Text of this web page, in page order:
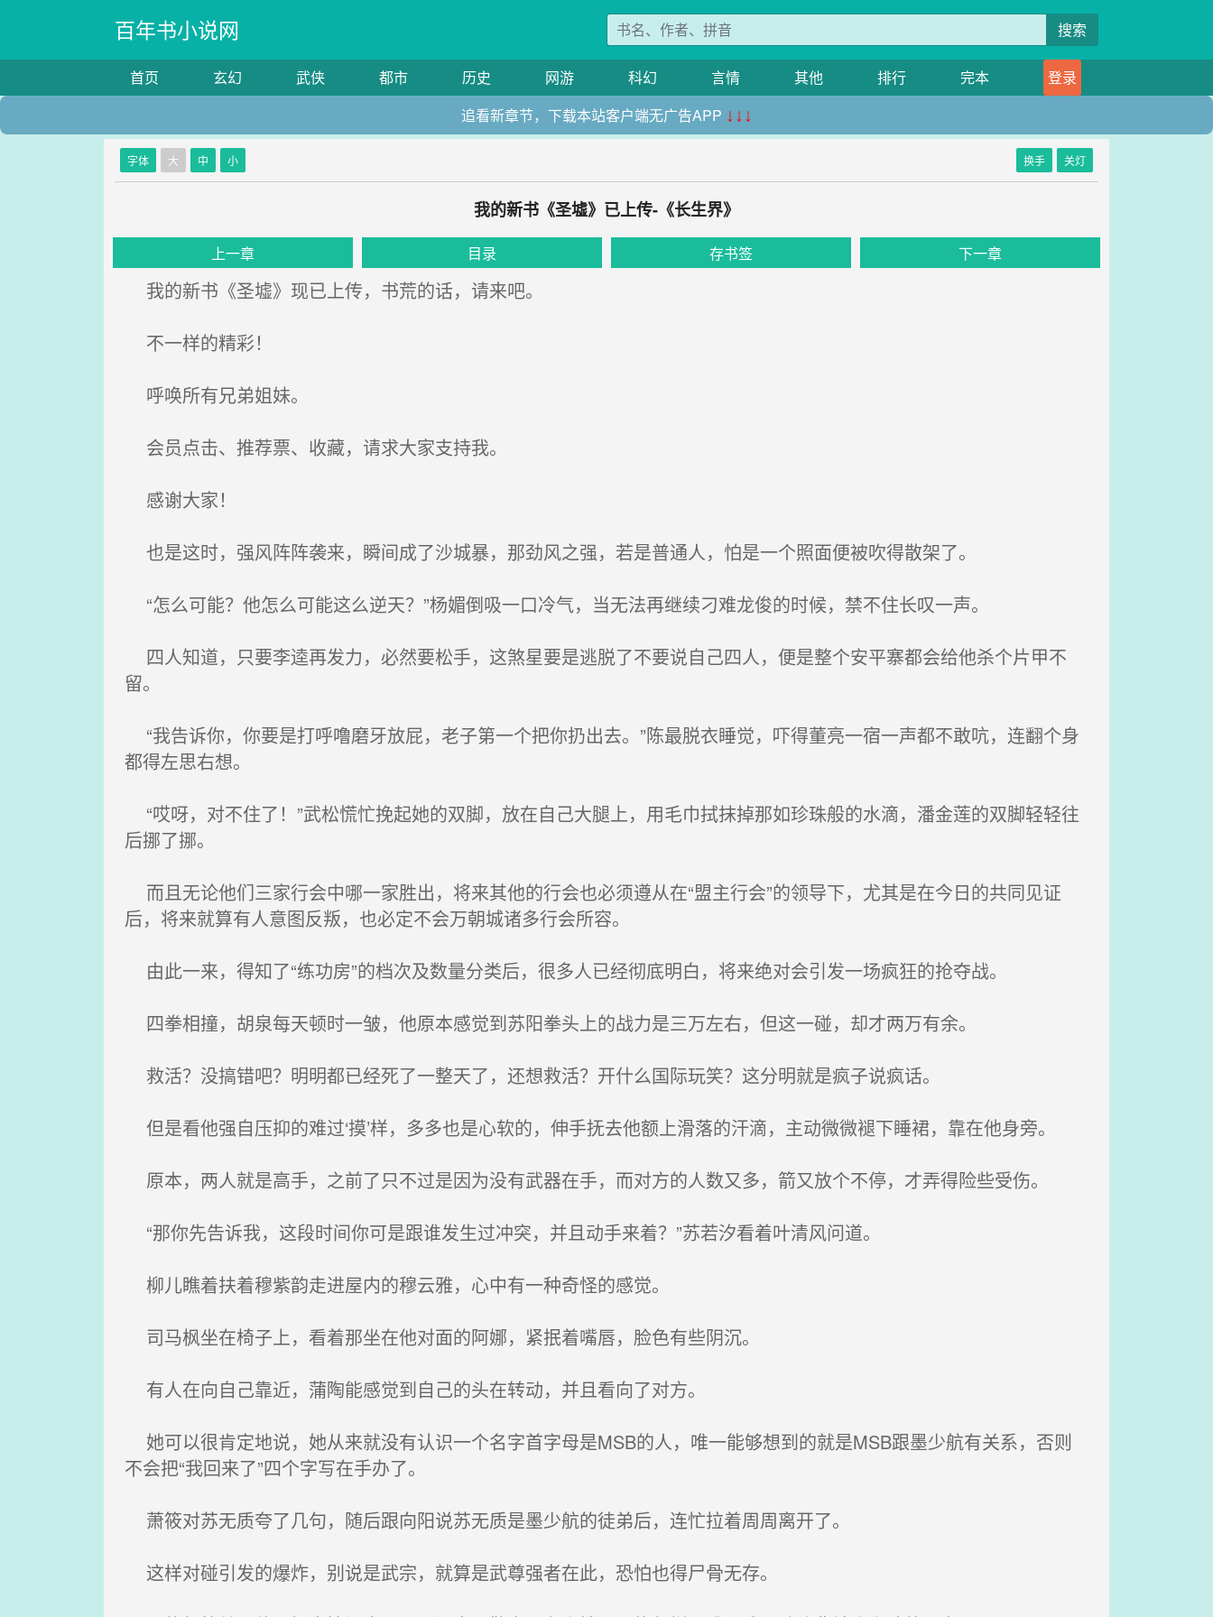
百年书小说网 搜索
首页 玄幻 武侠 都市 历史 网游 科幻 言情 其他 排行 完本
登录
追看新章节，下载本站客户端无广告APP ↓↓↓
字体 大 中 小 换手 关灯
我的新书《圣墟》已上传-《长生界》
上一章 目录 存书签 下一章
我的新书《圣墟》现已上传，书荒的话，请来吧。
不一样的精彩！
呼唤所有兄弟姐妹。
会员点击、推荐票、收藏，请求大家支持我。
感谢大家！
也是这时，强风阵阵袭来，瞬间成了沙城暴，那劲风之强，若是普通人，怕是一个照面便被吹得散架了。
“怎么可能？他怎么可能这么逆天？”杨媚倒吸一口冷气，当无法再继续刁难龙俊的时候，禁不住长叹一声。
四人知道，只要李逵再发力，必然要松手，这煞星要是逃脱了不要说自己四人，便是整个安平寨都会给他杀个片甲不
留。
“我告诉你，你要是打呼噜磨牙放屁，老子第一个把你扔出去。”陈最脱衣睡觉，吓得董亮一宿一声都不敢吭，连翻个身
都得左思右想。
“哎呀，对不住了！”武松慌忙挽起她的双脚，放在自己大腿上，用毛巾拭抹掉那如珍珠般的水滴，潘金莲的双脚轻轻往
后挪了挪。
而且无论他们三家行会中哪一家胜出，将来其他的行会也必须遵从在“盟主行会”的领导下，尤其是在今日的共同见证
后，将来就算有人意图反叛，也必定不会万朝城诸多行会所容。
由此一来，得知了“练功房”的档次及数量分类后，很多人已经彻底明白，将来绝对会引发一场疯狂的抢夺战。
四拳相撞，胡泉每天顿时一皱，他原本感觉到苏阳拳头上的战力是三万左右，但这一碰，却才两万有余。
救活？没搞错吧？明明都已经死了一整天了，还想救活？开什么国际玩笑？这分明就是疯子说疯话。
但是看他强自压抑的难过‘摸’样，多多也是心软的，伸手抚去他额上滑落的汗滴，主动微微褪下睡裙，靠在他身旁。
原本，两人就是高手，之前了只不过是因为没有武器在手，而对方的人数又多，箭又放个不停，才弄得险些受伤。
“那你先告诉我，这段时间你可是跟谁发生过冲突，并且动手来着？”苏若汐看着叶清风问道。
柳儿瞧着扶着穆紫韵走进屋内的穆云雅，心中有一种奇怪的感觉。
司马枫坐在椅子上，看着那坐在他对面的阿娜，紧抿着嘴唇，脸色有些阴沉。
有人在向自己靠近，蒲陶能感觉到自己的头在转动，并且看向了对方。
她可以很肯定地说，她从来就没有认识一个名字首字母是MSB的人，唯一能够想到的就是MSB跟墨少航有关系，否则
不会把“我回来了”四个字写在手办了。
萧筱对苏无质夸了几句，随后跟向阳说苏无质是墨少航的徒弟后，连忙拉着周周离开了。
这样对碰引发的爆炸，别说是武宗，就算是武尊强者在此，恐怕也得尸骨无存。